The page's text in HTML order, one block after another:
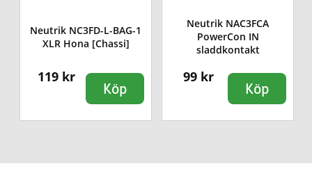
Neutrik NC3FD-L-BAG-1
XLR Hona [Chassi]
119 kr
Köp
Neutrik NAC3FCA
PowerCon IN
sladdkontakt
99 kr
Köp